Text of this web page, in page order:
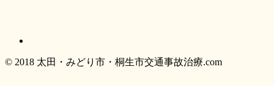
© 2018 太田・みどり市・桐生市交通事故治療.com